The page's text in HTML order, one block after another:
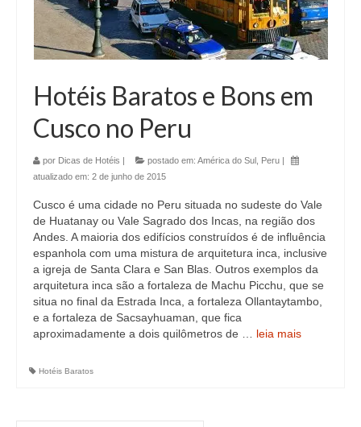
Hotéis Baratos e Bons em
Cusco no Peru
por Dicas de Hotéis | postado em: América do Sul Peru |
atualizado em: 2 de junho de 2015
Cusco é uma cidade no Peru situada no sudeste do Vale
de Huatanay ou Vale Sagrado dos Incas, na região dos
Andes. A maioria dos edifícios construídos é de influência
espanhola com uma mistura de arquitetura inca, inclusive
a igreja de Santa Clara e San Blas. Outros exemplos da
arquitetura inca são a fortaleza de Machu Picchu, que se
situa no final da Estrada Inca, a fortaleza Ollantaytambo,
e a fortaleza de Sacsayhuaman, que fica
aproximadamente a dois quilômetros de … leia mais
Hotéis Baratos